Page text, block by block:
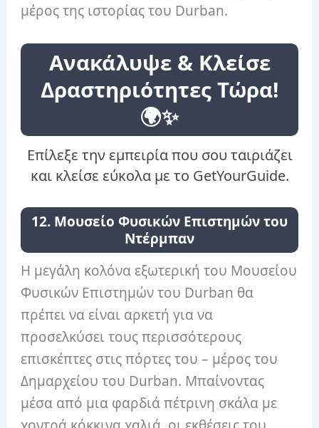
μέρος της ιστορίας του Durban.
Ανακάλυψε & Κλείσε
Δραστηριότητες Τώρα!
🌍✨
Επίλεξε την εμπειρία που σου ταιριάζει
και κλείσε εύκολα με το GetYourGuide.
12. Μουσείο Φυσικών Επιστημών του
Ντέρμπαν
Η μεγάλη κολόνα εξωτερική του Μουσείου
Φυσικών Επιστημών του Durban θα
πρέπει να είναι αρκετή για να
προσελκύσει τους περισσότερους
επισκέπτες στις πόρτες του – μέρος του
Δημαρχείου του Durban. Μπαίνοντας
μέσα από μια φαρδιά πέτρινη σκάλα με